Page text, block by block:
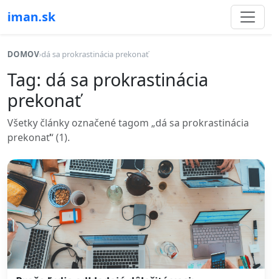
iman.sk
DOMOV›dá sa prokrastinácia prekonať
Tag: dá sa prokrastinácia
prekonať
Všetky články označené tagom „dá sa prokrastinácia
prekonať“ (1).